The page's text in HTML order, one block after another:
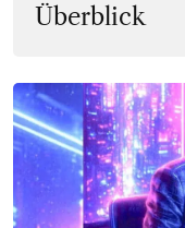
Überblick